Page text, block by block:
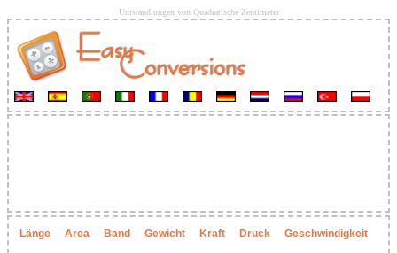
Umwandlungen von Quadratische Zentimeter
Länge Area Band Gewicht Kraft Druck Geschwindigkeit